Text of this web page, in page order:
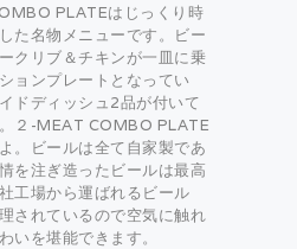
PLATEはじっくり時
た名物メニューです。ビー
クリブ＆チキンが一皿に乗
ョンプレートとなってい
ドディッシュ2品が付いて
２-MEAT COMBO PLATE
。ビールは全て自家製であ
を注ぎ造ったビールは最高
工場から運ばれるビール
されているので空気に触れ
いを堪能できます。